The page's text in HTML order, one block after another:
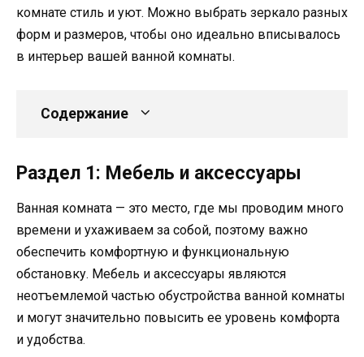
комнате стиль и уют. Можно выбрать зеркало разных
форм и размеров, чтобы оно идеально вписывалось
в интерьер вашей ванной комнаты.
Содержание
Раздел 1: Мебель и аксессуары
Ванная комната — это место, где мы проводим много
времени и ухаживаем за собой, поэтому важно
обеспечить комфортную и функциональную
обстановку. Мебель и аксессуары являются
неотъемлемой частью обустройства ванной комнаты
и могут значительно повысить ее уровень комфорта
и удобства.